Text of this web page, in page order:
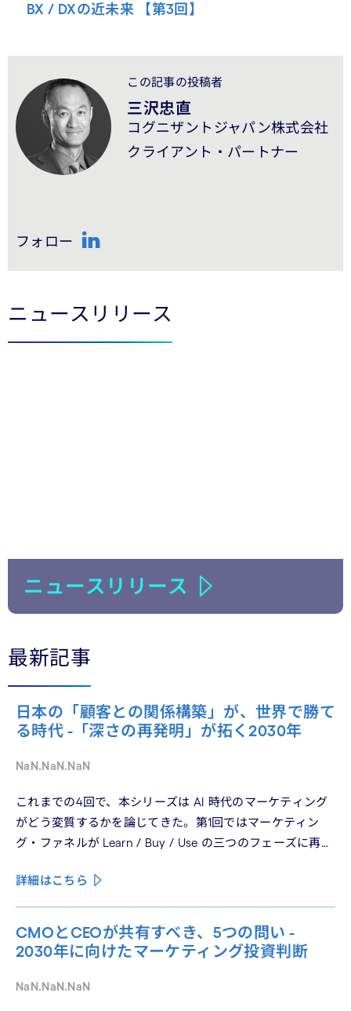
BX / DXの近未来 【第3回】
この記事の投稿者
三沢忠直
コグニザントジャパン株式会社
クライアント・パートナー
フォロー
ニュースリリース
ニュースリリース
最新記事
日本の「顧客との関係構築」が、世界で勝て
る時代 -「深さの再発明」が拓く2030年
NaN.NaN.NaN
これまでの4回で、本シリーズは AI 時代のマーケティング
がどう変質するかを論じてきた。第1回ではマーケティン
グ・ファネルが Learn / Buy / Use の三つのフェーズに再構
パーソナライゼーションの罠を、第3回では Learn フェーズ
で再定義されつつあるブランドの可視性を、第4回では
CMO と CEO が共有すべき5つの問いを論じた。シリーズ
の最終回となる本稿は、これらの議論を日本市場の文脈に
「顧客との関係構築」が、世界で勝てる時代が、いま始
詳細はこちら
CMOとCEOが共有すべき、5つの問い -
2030年に向けたマーケティング投資判断
NaN.NaN.NaN